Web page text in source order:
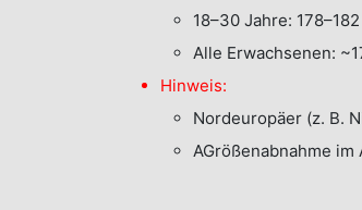
18–30 Jahre:
Alle Erwachsenen:
Hinweis:
Nordeuropäer (z. B.
AGrößenabnahme